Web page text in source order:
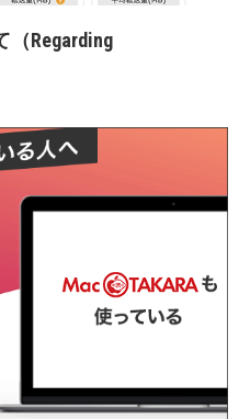
（Regarding